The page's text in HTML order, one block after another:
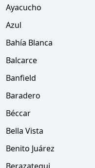
Ayacucho
Azul
Bahía Blanca
Balcarce
Banfield
Baradero
Béccar
Bella Vista
Benito Juárez